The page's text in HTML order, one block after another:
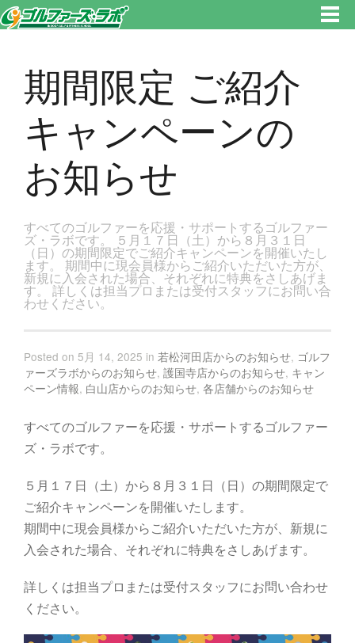
区、若松河田で気軽にゴルフレッスン！
期間限定 ご紹介
キャンペーンの
お知らせ
すべてのゴルファーを応援・サポートするゴルファー
ズ・ラボです。 ５月１７日（土）から８月３１日
（日）の期間限定でご紹介キャンペーンを開催いたし
ます。 期間中に現会員様からご紹介いただいた方が、
新規に入会された場合、それぞれに特典をさしあげま
す。 詳しくは担当プロまたは受付スタッフにお問い合
わせください。
Posted on 5月 14, 2025 in 若松河田店からのお知らせ, ゴルフ
ァーズラボからのお知らせ, 護国寺店からのお知らせ, キャン
ペーン情報, 白山店からのお知らせ, 各店舗からのお知らせ
すべてのゴルファーを応援・サポートするゴルファー
ズ・ラボです。
５月１７日（土）から８月３１日（日）の期間限定で
ご紹介キャンペーンを開催いたします。
期間中に現会員様からご紹介いただいた方が、新規に
入会された場合、それぞれに特典をさしあげます。
詳しくは担当プロまたは受付スタッフにお問い合わせ
ください。